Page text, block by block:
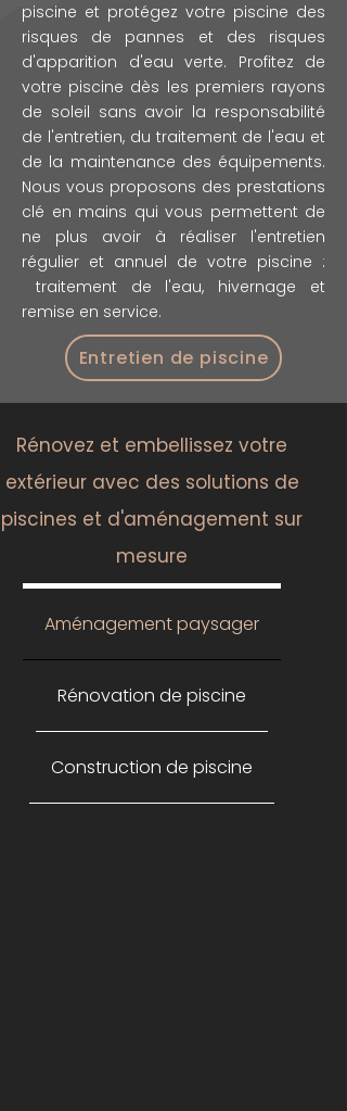
piscine et protégez votre piscine des
risques de pannes et des risques
d'apparition d'eau verte. Profitez de
votre piscine dès les premiers rayons
de soleil sans avoir la responsabilité
de l'entretien, du traitement de l'eau et
de la maintenance des équipements.
Nous vous proposons des prestations
clé en mains qui vous permettent de
ne plus avoir à réaliser l'entretien
régulier et annuel de votre piscine :
traitement de l'eau, hivernage et
remise en service.
Entretien de piscine
Rénovez et embellissez votre
extérieur avec des solutions de
piscines et d'aménagement sur
mesure
Aménagement paysager
Rénovation de piscine
Construction de piscine